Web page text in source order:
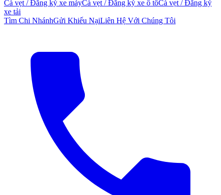
Cà vẹt / Đăng ký xe máyCà vẹt / Đăng ký xe ô tôCà vẹt / Đăng ký
xe tải
Tìm Chi NhánhGửi Khiếu NạiLiên Hệ Với Chúng Tôi